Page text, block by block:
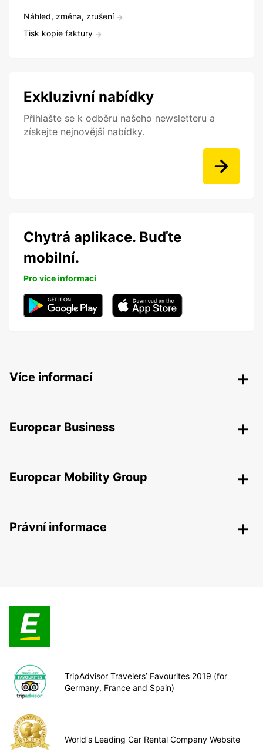
Náhled, změna, zrušení
Tisk kopie faktury
Exkluzivní nabídky
Přihlašte se k odběru našeho newsletteru a
získejte nejnovější nabídky.
Chytrá aplikace. Buďte
mobilní.
Pro více informací
Více informací
Europcar Business
Europcar Mobility Group
Právní informace
TripAdvisor Travelers’ Favourites 2019 (for
Germany, France and Spain)
World's Leading Car Rental Company Website